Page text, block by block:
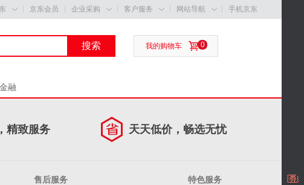
 京东会员 企业采购  客户服务  网站导航  手机京东
搜索 0
我的购物车
金融
精致服务 天天低价，畅选无忧
售后服务 特色服务